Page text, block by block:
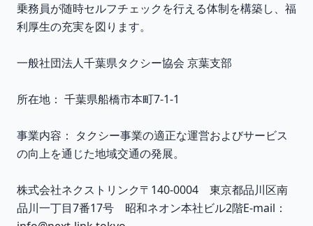
乗務員が随時セルフチェックを行える体制を構築し、福
利厚生の充実を図ります。
一般社団法人千葉県タクシー協会 京葉支部
所在地： 千葉県船橋市本町7-1-1
事業内容： タクシー事業の適正な運営およびサービス
の向上を通じた地域交通の発展。
株式会社ネクストリンク〒140-0004 東京都品川区南
品川一丁目7番17号 昭和ネオン本社ビル2階E-mail：